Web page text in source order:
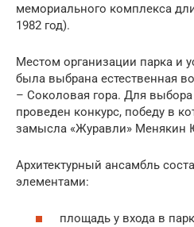
мемориального комплекса
1982 год).
Местом организации парка и
была выбрана естественная
– Соколовая гора. Для
проведен конкурс, победу в
замысла «Журавли» Менякин
Архитектурный ансамбль
элементами:
площадь у входа в